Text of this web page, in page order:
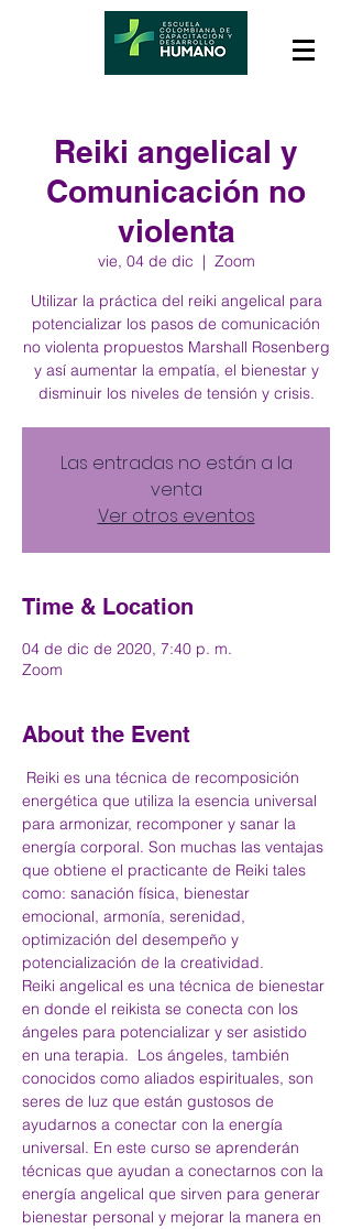
Reiki angelical y
Comunicación no
violenta
vie, 04 de dic
  |
Zoom
Utilizar la práctica del reiki angelical para
potencializar los pasos de comunicación
no violenta propuestos Marshall Rosenberg
y así aumentar la empatía, el bienestar y
disminuir los niveles de tensión y crisis.
Las entradas no están a la
venta
Ver otros eventos
Time & Location
04 de dic de 2020, 7:40 p. m.
Zoom
About the Event
Reiki es una técnica de recomposición
energética que utiliza la esencia universal
para armonizar, recomponer y sanar la
energía corporal. Son muchas las ventajas
que obtiene el practicante de Reiki tales
como: sanación física, bienestar
emocional, armonía, serenidad,
optimización del desempeño y
potencialización de la creatividad.
Reiki angelical es una técnica de bienestar
en donde el reikista se conecta con los
ángeles para potencializar y ser asistido
en una terapia.  Los ángeles, también
conocidos como aliados espirituales, son
seres de luz que están gustosos de
ayudarnos a conectar con la energía
universal. En este curso se aprenderán
técnicas que ayudan a conectarnos con la
energía angelical que sirven para generar
bienestar personal y mejorar la manera en